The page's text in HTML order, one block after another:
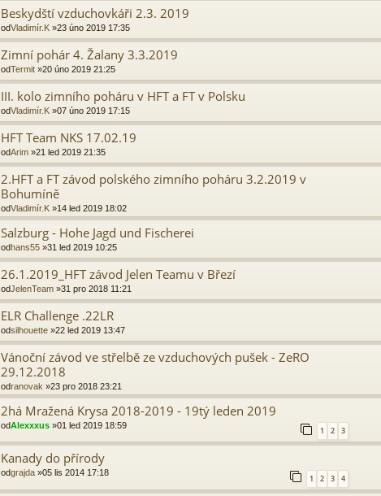
Beskydští vzduchovkáři 2.3. 2019
odVladimír.K »23 úno 2019 17:35
Zimní pohár 4. Žalany 3.3.2019
odTermit »20 úno 2019 21:25
III. kolo zimního poháru v HFT a FT v Polsku
odVladimír.K »07 úno 2019 17:15
HFT Team NKS 17.02.19
odArim »21 led 2019 21:35
2.HFT a FT závod polského zimního poháru 3.2.2019 v
Bohumíně
odVladimír.K »14 led 2019 18:02
Salzburg - Hohe Jagd und Fischerei
odhans55 »31 led 2019 10:25
26.1.2019_HFT závod Jelen Teamu v Březí
odJelenTeam »31 pro 2018 11:21
ELR Challenge .22LR
odsilhouette »22 led 2019 13:47
Vánoční závod ve střelbě ze vzduchových pušek - ZeRO
29.12.2018
odranovak »23 pro 2018 23:21
2há Mražená Krysa 2018-2019 - 19tý leden 2019
odAlexxxus »01 led 2019 18:59
1 2 3
Kanady do přírody
odgrajda »05 lis 2014 17:18
1 2 3 4